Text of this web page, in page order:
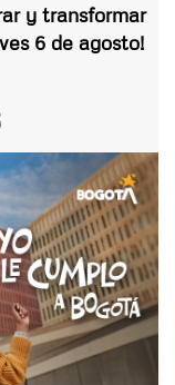
y transformar
6 de agosto!